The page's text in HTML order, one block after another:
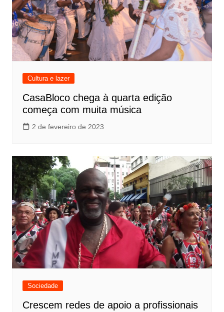
Cultura e lazer
CasaBloco chega à quarta edição
começa com muita música
2 de fevereiro de 2023
Sociedade
Crescem redes de apoio a profissionais